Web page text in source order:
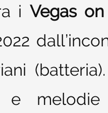
i Vegas
e